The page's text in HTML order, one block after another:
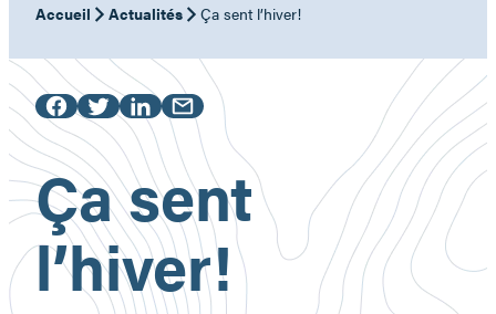
Accueil Actualités Ça sent l’hiver!
Ça sent
l’hiver!